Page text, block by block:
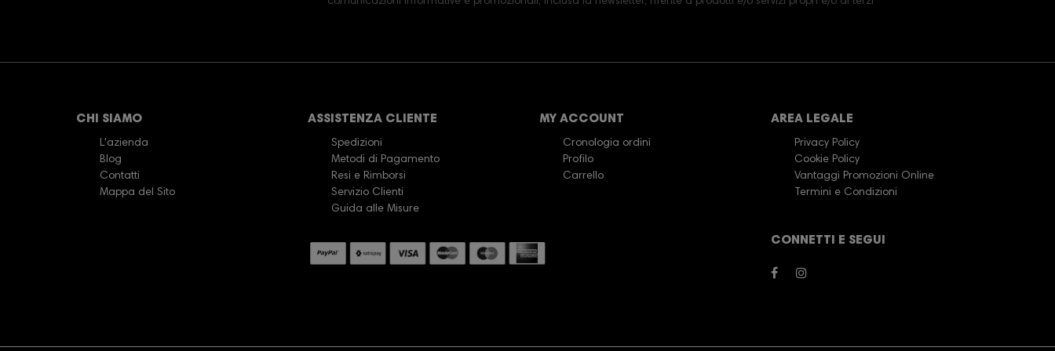
CHI SIAMO
L'azienda
Blog
Contatti
Mappa del Sito
ASSISTENZA CLIENTE
Spedizioni
Metodi di Pagamento
Resi e Rimborsi
Servizio Clienti
Guida alle Misure
MY ACCOUNT
Cronologia ordini
Profilo
Carrello
AREA LEGALE
Privacy Policy
Cookie Policy
Vantaggi Promozioni Online
Termini e Condizioni
CONNETTI E SEGUI